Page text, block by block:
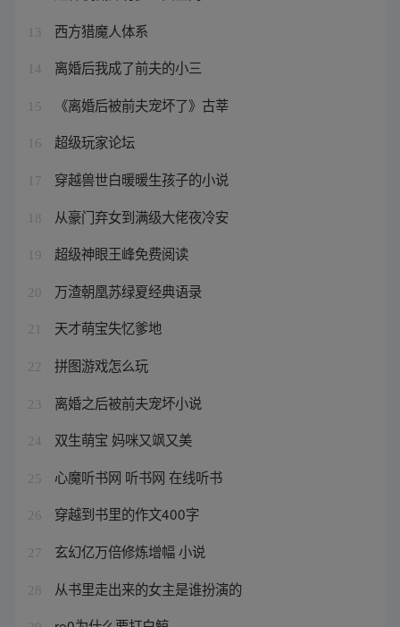
13 西方猎魔人体系
14 离婚后我成了前夫的小三
15 《离婚后被前夫宠坏了》古莘
16 超级玩家论坛
17 穿越兽世白暖暖生孩子的小说
18 从豪门弃女到满级大佬夜冷安
19 超级神眼王峰免费阅读
20 万渣朝凰苏绿夏经典语录
21 天才萌宝失忆爹地
22 拼图游戏怎么玩
23 离婚之后被前夫宠坏小说
24 双生萌宝 妈咪又飒又美
25 心魔听书网 听书网 在线听书
26 穿越到书里的作文400字
27 玄幻亿万倍修炼增幅 小说
28 从书里走出来的女主是谁扮演的